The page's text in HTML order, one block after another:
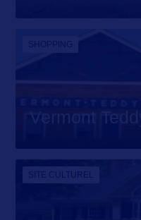
SHOPPING
Vermont
SITE CULTUREL